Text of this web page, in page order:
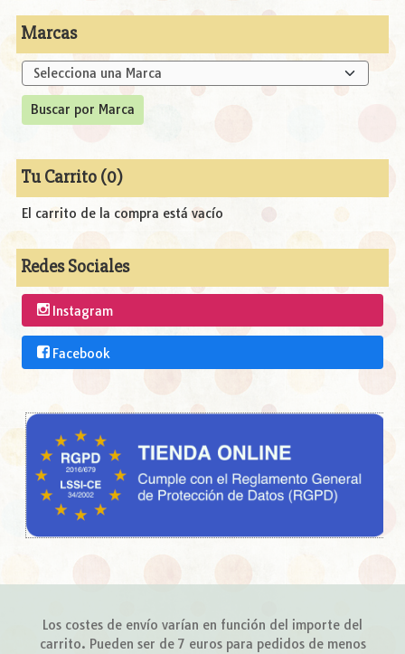
Marcas
Tu Carrito (0)
El carrito de la compra está vacío
Redes Sociales
Instagram
Facebook
Los costes de envío varían en función del importe del
carrito. Pueden ser de 7 euros para pedidos de menos